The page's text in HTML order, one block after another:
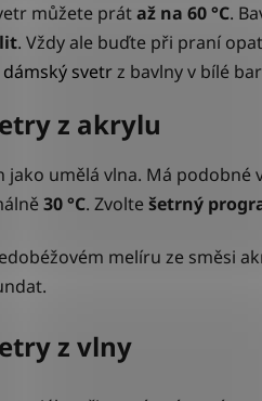
můžete prátaž na 60 °C.
. Vždy ale buďte při praní
dámský svetrz bavlny v bílé
z akrylu
jako umělá vlna. Má
30 °C. Zvolte šetrný
melíru ze směsi
z vlny